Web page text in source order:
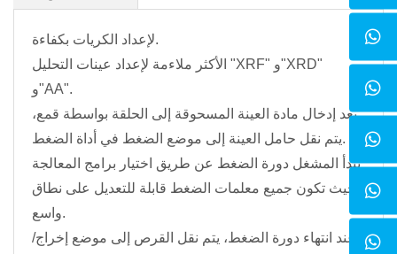
لإعداد الكريات بكفاءة.
الأكثر ملاءمة لإعداد عينات التحليل "XRF" و"XRD"
و"AA".
بعد إدخال مادة العينة المسحوقة إلى الحلقة بواسطة قمع،
يتم نقل حامل العينة إلى موضع الضغط في أداة الضغط.
يبدأ المشغل دورة الضغط عن طريق اختيار برامج المعالجة
حيث تكون جميع معلمات الضغط قابلة للتعديل على نطاق
واسع.
عند انتهاء دورة الضغط، يتم نقل القرص إلى موضع إخراج/